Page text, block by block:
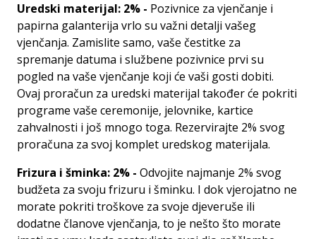
Uredski materijal: 2% - Pozivnice za vjenčanje i
papirna galanterija vrlo su važni detalji vašeg
vjenčanja. Zamislite samo, vaše čestitke za
spremanje datuma i službene pozivnice prvi su
pogled na vaše vjenčanje koji će vaši gosti dobiti.
Ovaj proračun za uredski materijal također će pokriti
programe vaše ceremonije, jelovnike, kartice
zahvalnosti i još mnogo toga. Rezervirajte 2% svog
proračuna za svoj komplet uredskog materijala.
Frizura i šminka: 2% - Odvojite najmanje 2% svog
budžeta za svoju frizuru i šminku. I dok vjerojatno ne
morate pokriti troškove za svoje djeveruše ili
dodatne članove vjenčanja, to je nešto što morate